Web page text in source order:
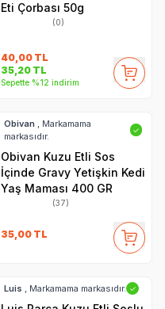
Eti Çorbası 50g
(0)
40,00 TL
35,20 TL
Sepette %12 indirim
Obivan , Markamama
markasıdır.
✓
Obivan Kuzu Etli Sos
İçinde Gravy Yetişkin Kedi
Yaş Maması 400 GR
(37)
35,00 TL
Luis , Markamama markasıdır. ✓